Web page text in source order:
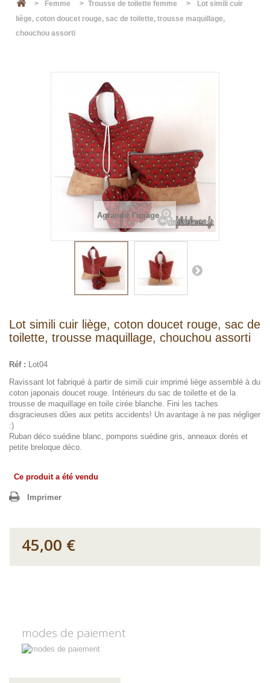
> Femme > Trousse de toilette femme >
Lot simili cuir
liège, coton doucet rouge, sac de toilette, trousse maquillage,
chouchou assorti
Agrandir l'image
Lot simili cuir liège, coton doucet rouge, sac de
toilette, trousse maquillage, chouchou assorti
Réf : Lot04
Ravissant lot fabriqué à partir de simili cuir imprimé liège assemblé à du
coton japonais doucet rouge. Intérieurs du sac de toilette et de la
trousse de maquillage en toile cirée blanche. Fini les taches
disgracieuses dûes aux petits accidents! Un avantage à ne pas négliger
:)
Ruban déco suédine blanc, pompons suédine gris, anneaux dorés et
petite breloque déco.
Ce produit a été vendu
Imprimer
45,00 €
modes de paiement